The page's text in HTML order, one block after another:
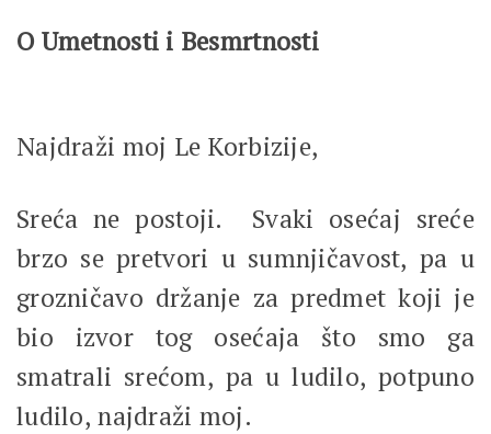
O Umetnosti i Besmrtnosti
Najdraži moj Le Korbizije,
Sreća ne postoji. Svaki osećaj sreće
brzo se pretvori u sumnjičavost, pa u
grozničavo držanje za predmet koji je
bio izvor tog osećaja što smo ga
smatrali srećom, pa u ludilo, potpuno
ludilo, najdraži moj.